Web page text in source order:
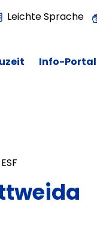
Leichte Sprache
Info-Portal
ESF